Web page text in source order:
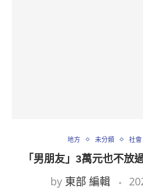
地方 未分類 社會
「男朋友」3萬元也不放
by 東部 編輯